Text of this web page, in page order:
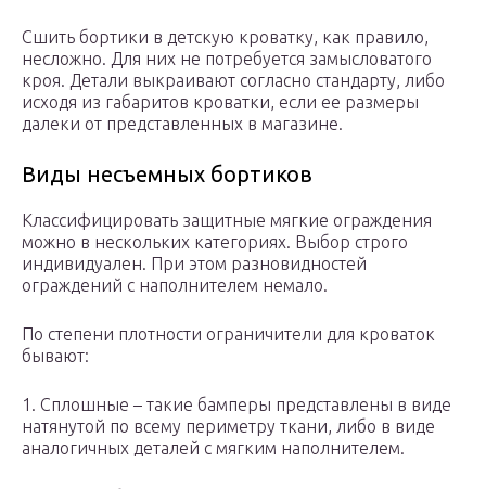
Сшить бортики в детскую кроватку, как правило,
несложно. Для них не потребуется замысловатого
кроя. Детали выкраивают согласно стандарту, либо
исходя из габаритов кроватки, если ее размеры
далеки от представленных в магазине.
Виды несъемных бортиков
Классифицировать защитные мягкие ограждения
можно в нескольких категориях. Выбор строго
индивидуален. При этом разновидностей
ограждений с наполнителем немало.
По степени плотности ограничители для кроваток
бывают:
1. Сплошные – такие бамперы представлены в виде
натянутой по всему периметру ткани, либо в виде
аналогичных деталей с мягким наполнителем.